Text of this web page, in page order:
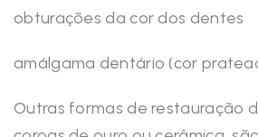
obturações da cor dos dentes
amálgama dentário (cor
Outras formas de restauração